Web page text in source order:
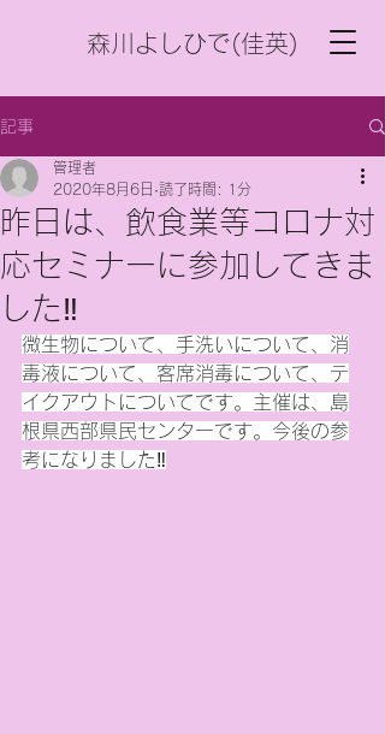
森川よしひで(佳英)
記事
昨日は、飲食業等コロナ対
応セミナーに参加してきま
した‼️
管理者
2020年8月6日 読了時間: 1分
微生物について、手洗いについて、消
毒液について、客席消毒について、テ
イクアウトについてです。主催は、島
根県西部県民センターです。今後の参
考になりました‼️